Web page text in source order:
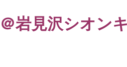
＠岩見沢シオン